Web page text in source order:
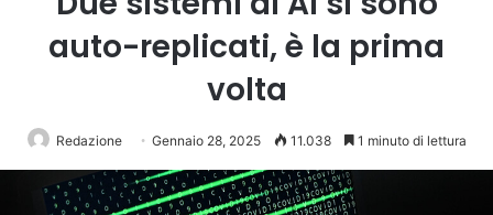
auto-replicati, è la prima
volta
Redazione Gennaio 28, 2025 11.038 1 minuto di lettura